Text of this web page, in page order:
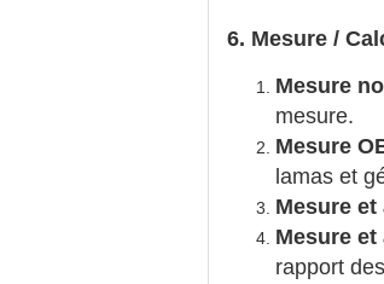
6. Mesure /
Mesure
mesure.
Mesure
lamas et
Mesure
Mesure
rapport